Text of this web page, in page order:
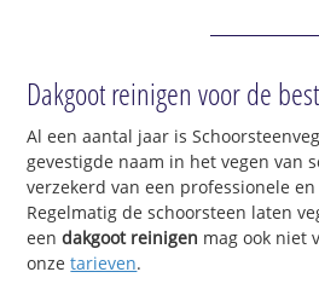
Dakgoot reinigen voor de
Al een aantal jaar is
gevestigde naam in het vegen van
verzekerd van een professionele
Regelmatig de schoorsteen laten
eendakgoot reinigen mag ook niet
onzetarieven.